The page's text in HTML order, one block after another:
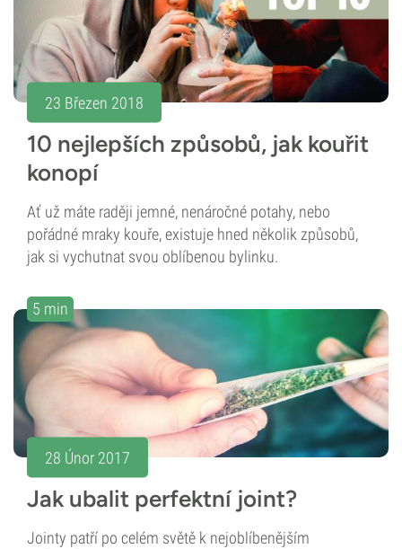
23 Březen 2018
10 nejlepších způsobů, jak kouřit
konopí
Ať už máte raději jemné, nenáročné potahy, nebo
pořádné mraky kouře, existuje hned několik způsobů,
jak si vychutnat svou oblíbenou bylinku.
5 min
28 Únor 2017
Jak ubalit perfektní joint?
Jointy patří po celém světě k nejoblíbenějším